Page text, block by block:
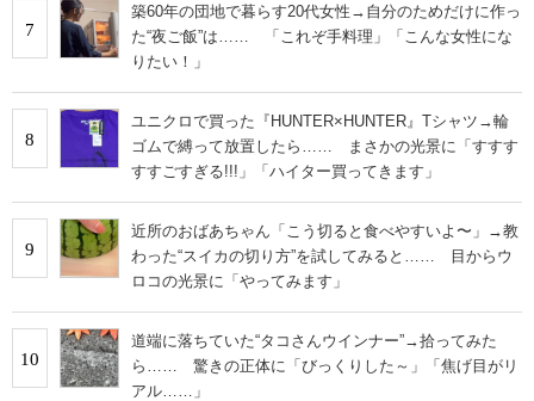
7
築60年の団地で暮らす20代女性→自分のためだけに作っ
た“夜ご飯”は…… 「これぞ手料理」「こんな女性にな
りたい！」
8
ユニクロで買った『HUNTER×HUNTER』Tシャツ→輪
ゴムで縛って放置したら…… まさかの光景に「すすす
すすごすぎる!!!」「ハイター買ってきます」
9
近所のおばあちゃん「こう切ると食べやすいよ〜」→教
わった“スイカの切り方”を試してみると…… 目からウ
ロコの光景に「やってみます」
10
道端に落ちていた“タコさんウインナー”→拾ってみた
ら…… 驚きの正体に「びっくりした～」「焦げ目がリ
アル……」